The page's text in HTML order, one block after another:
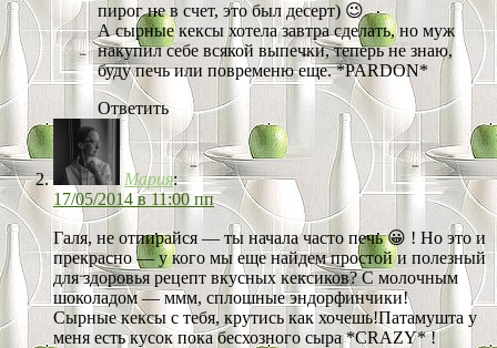
пирог не в счет, это был десерт) 😉
А сырные кексы хотела завтра сделать, но муж
накупил себе всякой выпечки, теперь не знаю,
буду печь или повременю еще. *PARDON*
Ответить
Мария:
17/05/2014 в 11:00 пп
Галя, не отпирайся — ты начала часто печь 😀 ! Но это и
прекрасно — у кого мы еще найдем простой и полезный
для здоровья рецепт вкусных кексиков? С молочным
шоколадом — ммм, сплошные эндорфинчики!
Сырные кексы с тебя, крутись как хочешь!Патамушта у
меня есть кусок пока бесхозного сыра *CRAZY* !